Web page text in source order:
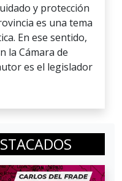
y protección
es una tema
En ese sentido,
la Cámara de
es el legislador